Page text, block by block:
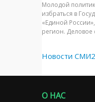
Молодой
избраться в
«Единой
регион.
Новости СМИ2
О НАС